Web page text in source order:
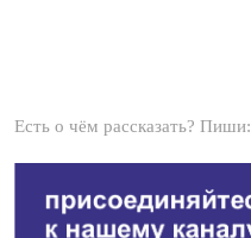
Есть о чём рассказать? Пиши: